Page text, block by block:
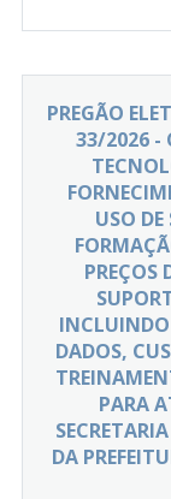
PREGÃO
33/2026 -
USO
PREÇOS
DADOS,
PARA
DA